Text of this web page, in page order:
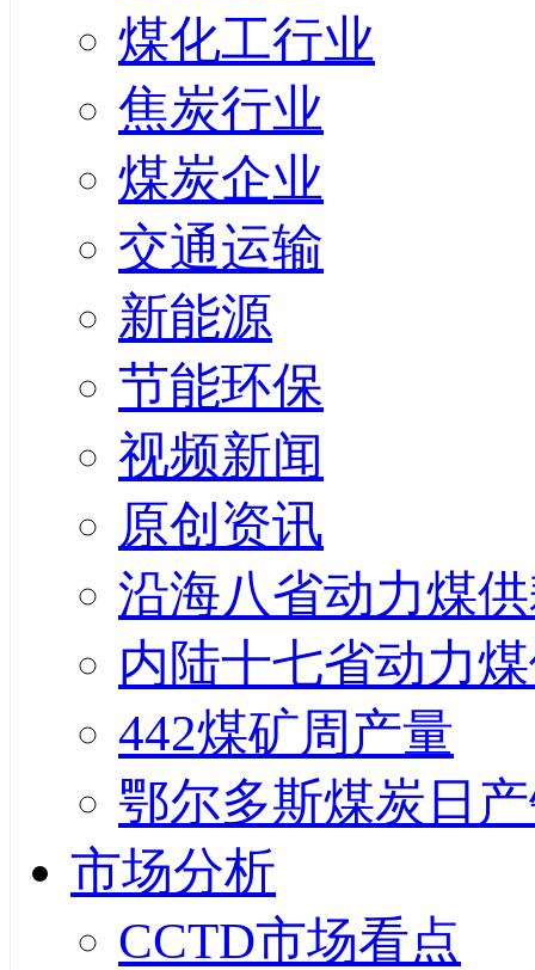
煤化工行业
焦炭行业
煤炭企业
交通运输
新能源
节能环保
视频新闻
原创资讯
沿海八省动力煤
内陆十七省动力
442煤矿周产量
鄂尔多斯煤炭日
市场分析
CCTD市场看点